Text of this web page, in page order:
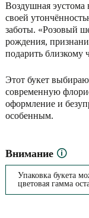
Воздушная эустома
своей
заботы. «Розовый
рождения,
подарить близкому
Этот букет
современную
оформление и
особенным.
Внимание 🛈
Упаковка букета
цветовая гамма